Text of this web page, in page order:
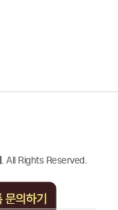
. All Rights Reserved.